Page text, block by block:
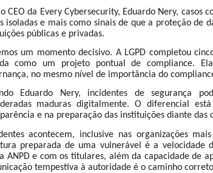
o CEO da Every Cybersecurity, Eduardo Nery, casos
isoladas e mais como sinais de que a proteção de
públicas e privadas.
um momento decisivo. A LGPD completou
como um projeto pontual de compliance.
no mesmo nível de importância do
Eduardo Nery, incidentes de segurança
maduras digitalmente. O diferencial
e na preparação das instituições diante das
acontecem, inclusive nas organizações
preparada de uma vulnerável é a velocidade
ANPD e com os titulares, além da capacidade de
tempestiva à autoridade é o caminho